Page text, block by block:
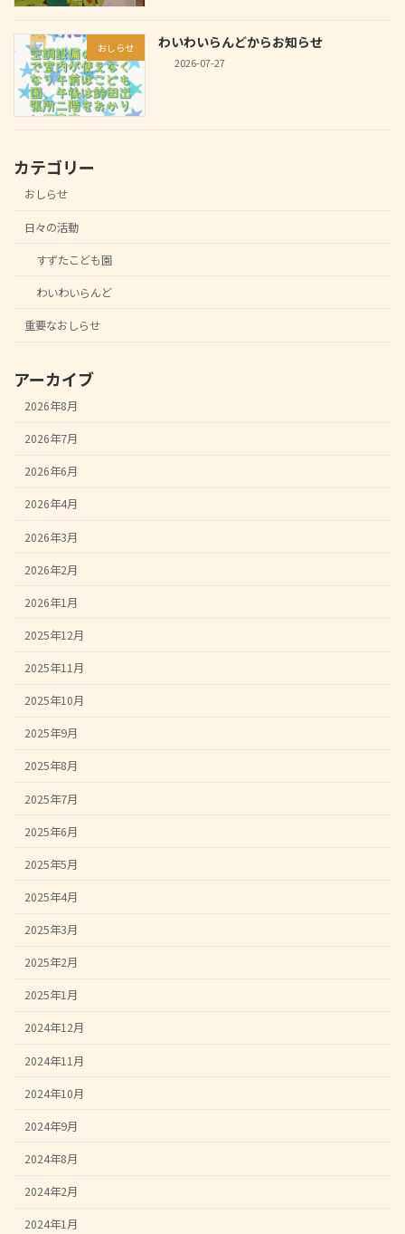
おしらせ わいわいらんどからお知らせ
2026-07-27
カテゴリー
おしらせ
日々の活動
すずたこども園
わいわいらんど
重要なおしらせ
アーカイブ
2026年8月
2026年7月
2026年6月
2026年4月
2026年3月
2026年2月
2026年1月
2025年12月
2025年11月
2025年10月
2025年9月
2025年8月
2025年7月
2025年6月
2025年5月
2025年4月
2025年3月
2025年2月
2025年1月
2024年12月
2024年11月
2024年10月
2024年9月
2024年8月
2024年2月
2024年1月